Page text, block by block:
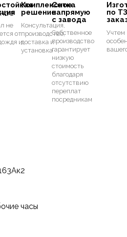
не
от
и
Комплексное
решение
Консультация,
производство,
доставка и
установка
Сетка
напрямую
с завода
Собственное
производство
гарантирует
низкую
стоимость
благодаря
отсутствию
переплат
посредникам
по ТЗ
Учтем
часы